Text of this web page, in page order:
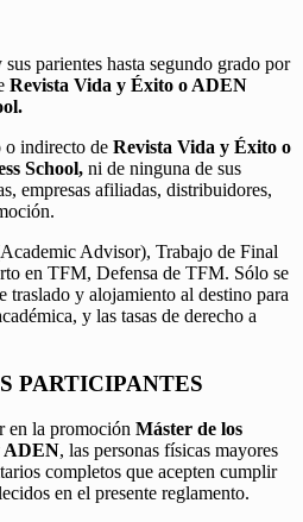
parientes hasta segundo grado por
Revista Vida y Éxito o ADEN
indirecto de Revista Vida y Éxito o
School, ni de ninguna de sus
empresas afiliadas, distribuidores,
Advisor), Trabajo de Final
en TFM, Defensa de TFM. Sólo se
traslado y alojamiento al destino para
y las tasas de derecho a
PARTICIPANTES
en la promoción Máster de los
ADEN, las personas físicas mayores
completos que acepten cumplir
en el presente reglamento.